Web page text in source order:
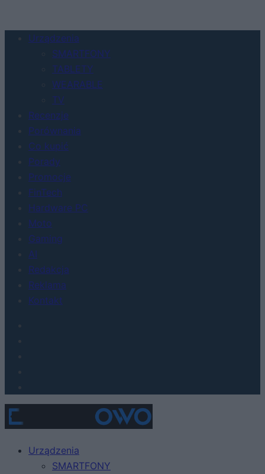
Urządzenia
SMARTFONY
TABLETY
WEARABLE
TV
Recenzje
Porównania
Co kupić
Porady
Promocje
FinTech
Hardware PC
Moto
Gaming
AI
Redakcja
Reklama
Kontakt
Urządzenia
SMARTFONY